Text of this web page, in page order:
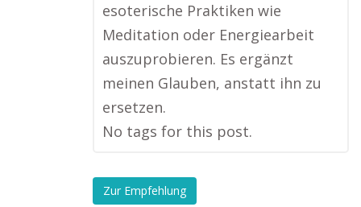
esoterische Praktiken wie
Meditation oder Energiearbeit
auszuprobieren. Es ergänzt
meinen Glauben, anstatt ihn zu
ersetzen.
No tags for this post.
Zur Empfehlung